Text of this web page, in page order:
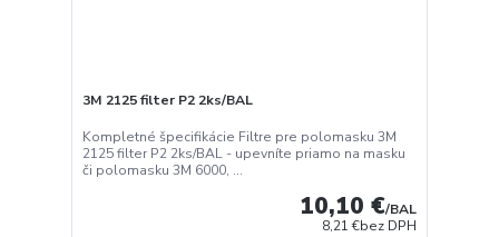
3M 2125 filter P2 2ks/BAL
Kompletné špecifikácie Filtre pre polomasku 3M
2125 filter P2 2ks/BAL - upevníte priamo na masku
či polomasku 3M 6000, ...
10,10 €/BAL
8,21 €bez DPH